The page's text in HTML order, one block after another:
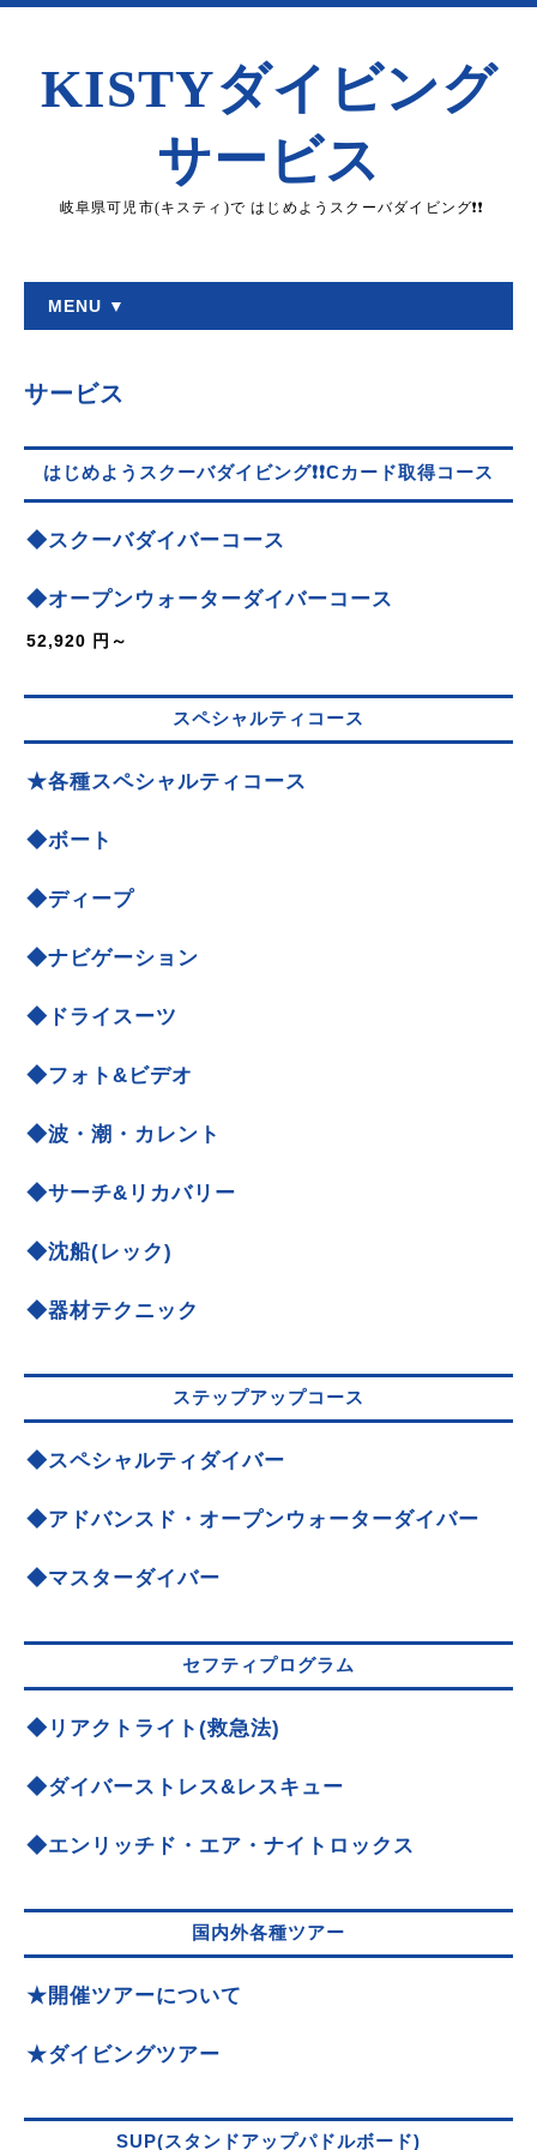
KISTYダイビング
サービス
岐阜県可児市(キスティ)で はじめようスクーバダイビング❗❗
MENU ▼
サービス
はじめようスクーバダイビング❗❗Cカード取得コース
◆スクーバダイバーコース
◆オープンウォーターダイバーコース
52,920 円～
スペシャルティコース
★各種スペシャルティコース
◆ボート
◆ディープ
◆ナビゲーション
◆ドライスーツ
◆フォト&ビデオ
◆波・潮・カレント
◆サーチ&リカバリー
◆沈船(レック)
◆器材テクニック
ステップアップコース
◆スペシャルティダイバー
◆アドバンスド・オープンウォーターダイバー
◆マスターダイバー
セフティプログラム
◆リアクトライト(救急法)
◆ダイバーストレス&レスキュー
◆エンリッチド・エア・ナイトロックス
国内外各種ツアー
★開催ツアーについて
★ダイビングツアー
SUP(スタンドアップパドルボード)